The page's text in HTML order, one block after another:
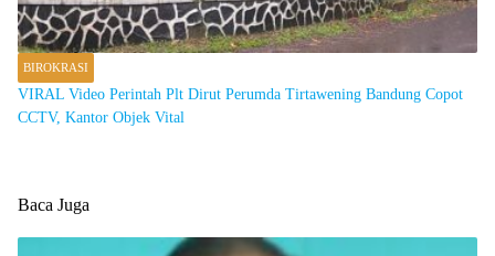
BIROKRASI
VIRAL Video Perintah Plt Dirut Perumda Tirtawening Bandung Copot
CCTV, Kantor Objek Vital
Baca Juga